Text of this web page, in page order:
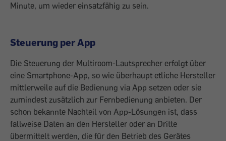
Minute, um wieder einsatzfähig zu sein.
Steuerung per App
Die Steuerung der Multiroom-Lautsprecher erfolgt über
eine Smartphone-App, so wie überhaupt etliche Hersteller
mittlerweile auf die Bedienung via App setzen oder sie
zumindest zusätzlich zur Fernbedienung anbieten. Der
schon bekannte Nachteil von App-Lösungen ist, dass
fallweise Daten an den Hersteller oder an Dritte
übermittelt werden, die für den Betrieb des Gerätes